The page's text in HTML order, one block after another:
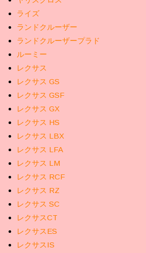
ライズ
ランドクルーザー
ランドクルーザープラド
ルーミー
レクサス
レクサス GS
レクサス GSF
レクサス GX
レクサス HS
レクサス LBX
レクサス LFA
レクサス LM
レクサス RCF
レクサス RZ
レクサス SC
レクサスCT
レクサスES
レクサスIS